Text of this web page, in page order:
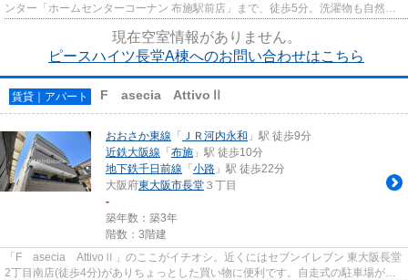
ンター「ホームセンターコーナン 布施駅前店」まで、徒歩5分。洗濯物も自然乾
燥ですぐ乾く通風良好な間取り...
現在空室情報がありません。
ピースハイツ長堂A棟へのお問い合わせはこちら
賃貸｜アパート F asecia AttivoⅡ
おおさか東線 「 ＪＲ河内永和 」駅 徒歩9分
近鉄大阪線 「布施 」駅 徒歩10分
地下鉄千日前線 「小路 」駅 徒歩22分
大阪府東大阪市長堂 ３丁目
-
築年数：築3年
階数：3階建
「F asecia AttivoⅡ」のここがイチオシ。近くにはセブンイレブン 東大阪長堂
2丁目南店(徒歩4分)がありちょっとした買い物に便利です。自走式の駐車場があ